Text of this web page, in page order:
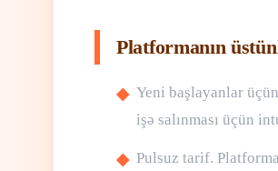
Platformanın
Yeni başlayanlar
işə salınması üçün
Pulsuz tarif.